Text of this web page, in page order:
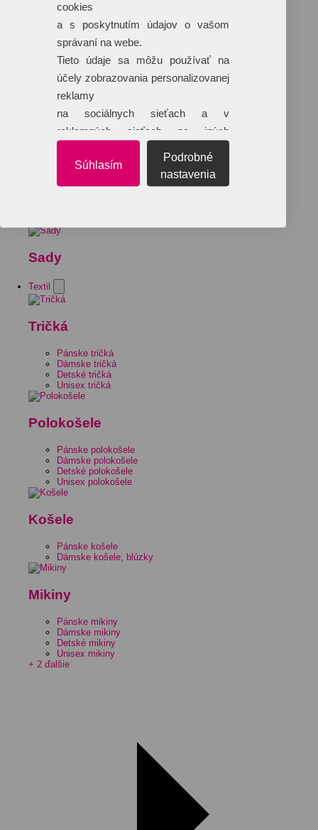
Sady
Textil
Tričká
Pánske tričká
Dámske tričká
Detské tričká
Unisex tričká
Polokošele
Pánske polokošele
Dámske polokošele
Detské polokošele
Unisex polokošele
Košele
Pánske košele
Dámske košele, blúzky
Mikiny
Pánske mikiny
Dámske mikiny
Detské mikiny
Unisex mikiny
+ 2 ďalšie
cookies
a s poskytnutím údajov o vašom
správaní na webe.
Tieto údaje sa môžu používať na
účely zobrazovania personalizovanej
reklamy
na sociálnych sieťach a v
reklamných sieťach na iných
Súhlasím
Podrobné
nastavenia